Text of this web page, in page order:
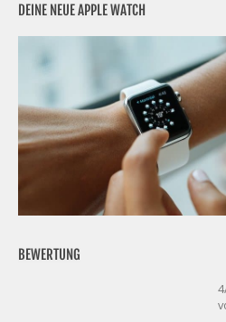
DEINE NEUE APPLE WATCH
BEWERTUNG